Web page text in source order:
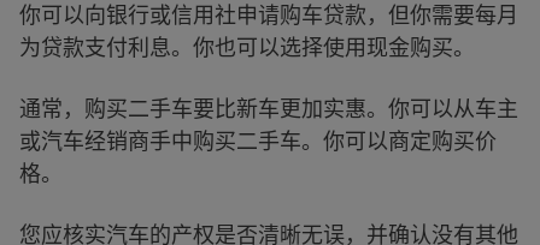
你可以向银行或信用社申请购车贷款，但你需要每月
为贷款支付利息。你也可以选择使用现金购买。
通常，购买二手车要比新车更加实惠。你可以从车主
或汽车经销商手中购买二手车。你可以商定购买价
格。
您应核实汽车的产权是否清晰无误，并确认没有其他